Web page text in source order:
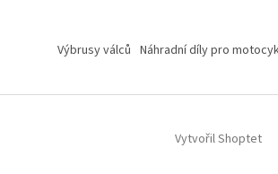
Výbrusy válců Náhradní díly pro
Vytvořil Shoptet